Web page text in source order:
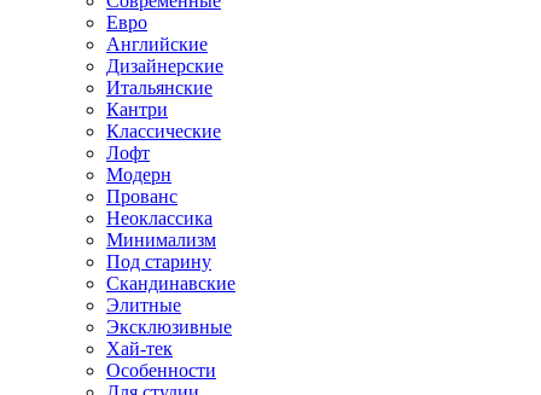
Евро
Английские
Дизайнерские
Итальянские
Кантри
Классические
Лофт
Модерн
Прованс
Неоклассика
Минимализм
Под старину
Скандинавские
Элитные
Эксклюзивные
Хай-тек
Особенности